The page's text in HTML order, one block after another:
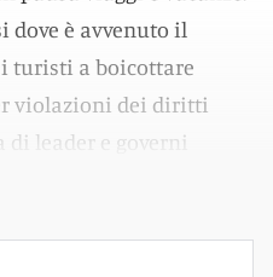
dove è avvenuto il
turisti a boicottare
violazioni dei diritti
di leader e governi